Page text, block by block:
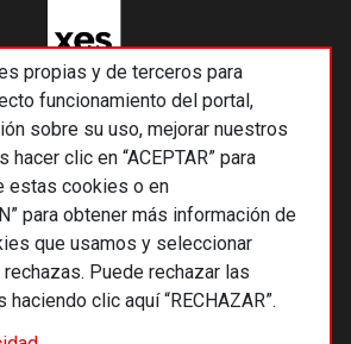
propias y de terceros para
funcionamiento del portal,
sobre su uso, mejorar nuestros
clic en “ACEPTAR” para
estas cookies o en
para obtener más información de
que usamos y seleccionar
Puede rechazar las
clic aquí “RECHAZAR”.
económicas SCCL